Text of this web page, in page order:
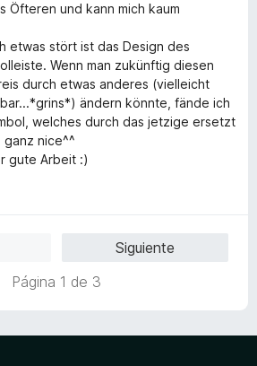
Öfteren und kann mich kaum
etwas stört ist das Design des
Wenn man zukünftig diesen
durch etwas anderes (vielleicht
ändern könnte, fände ich
welches durch das jetzige ersetzt
nice^^
gute Arbeit :)
Siguiente
Página 1 de 3